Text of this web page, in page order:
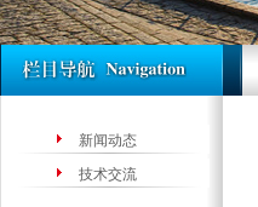
新闻动态
技术交流